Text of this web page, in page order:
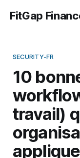
FitGap
SECURITY-FR
10
travail)